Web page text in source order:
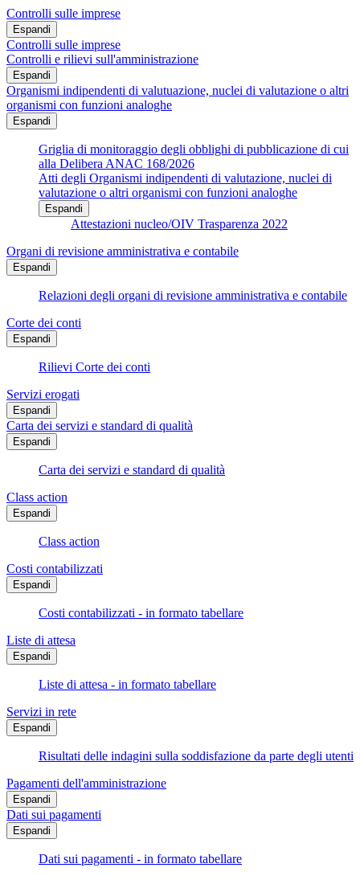
Controlli sulle imprese
Espandi
Controlli sulle imprese
Controlli e rilievi sull'amministrazione
Espandi
Organismi indipendenti di valutuazione, nuclei di valutazione o altri
organismi con funzioni analoghe
Espandi
Griglia di monitoraggio degli obblighi di pubblicazione di cui
alla Delibera ANAC 168/2026
Atti degli Organismi indipendenti di valutazione, nuclei di
valutazione o altri organismi con funzioni analoghe
Espandi
Attestazioni nucleo/OIV Trasparenza 2022
Organi di revisione amministrativa e contabile
Espandi
Relazioni degli organi di revisione amministrativa e contabile
Corte dei conti
Espandi
Rilievi Corte dei conti
Servizi erogati
Espandi
Carta dei servizi e standard di qualità
Espandi
Carta dei servizi e standard di qualità
Class action
Espandi
Class action
Costi contabilizzati
Espandi
Costi contabilizzati - in formato tabellare
Liste di attesa
Espandi
Liste di attesa - in formato tabellare
Servizi in rete
Espandi
Risultati delle indagini sulla soddisfazione da parte degli utenti
Pagamenti dell'amministrazione
Espandi
Dati sui pagamenti
Espandi
Dati sui pagamenti - in formato tabellare